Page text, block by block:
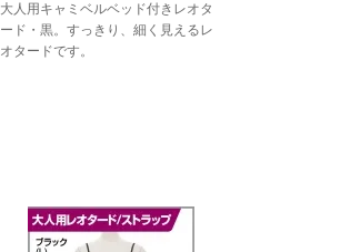
大人用キャミベルベッド付きレオタ
ード・黒。すっきり、細く見えるレ
オタードです。